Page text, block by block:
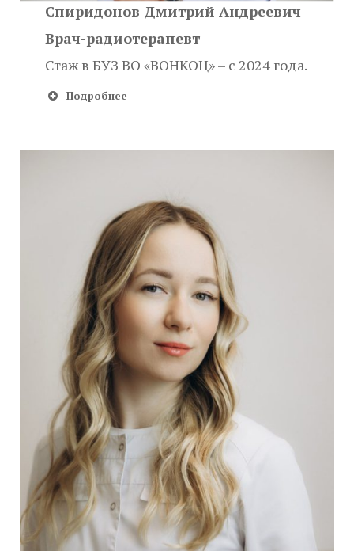
Спиридонов Дмитрий Андреевич
Врач-радиотерапевт
Стаж в БУЗ ВО «ВОНКОЦ» – с 2024 года.
Подробнее